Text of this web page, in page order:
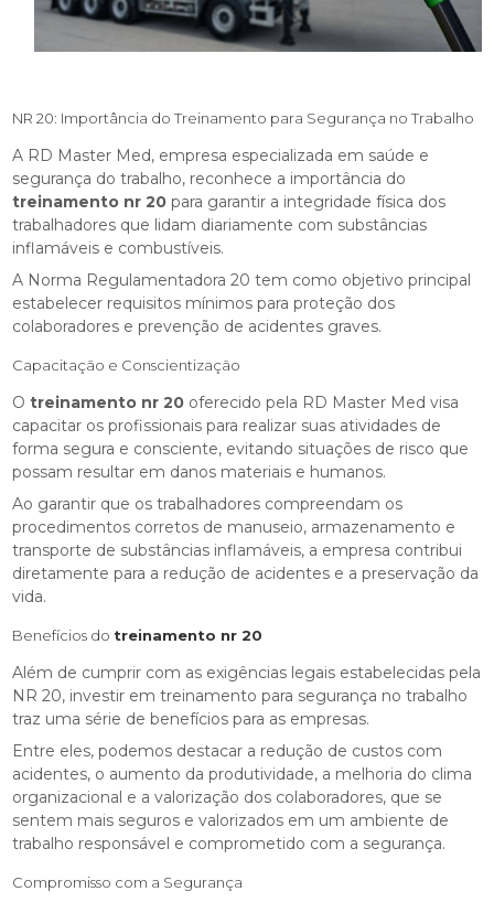
NR 20: Importância do Treinamento para Segurança no Trabalho
A RD Master Med, empresa especializada em saúde e
segurança do trabalho, reconhece a importância do
treinamento nr 20 para garantir a integridade física dos
trabalhadores que lidam diariamente com substâncias
inflamáveis e combustíveis.
A Norma Regulamentadora 20 tem como objetivo principal
estabelecer requisitos mínimos para proteção dos
colaboradores e prevenção de acidentes graves.
Capacitação e Conscientização
Otreinamento nr 20 oferecido pela RD Master Med visa
capacitar os profissionais para realizar suas atividades de
forma segura e consciente, evitando situações de risco que
possam resultar em danos materiais e humanos.
Ao garantir que os trabalhadores compreendam os
procedimentos corretos de manuseio, armazenamento e
transporte de substâncias inflamáveis, a empresa contribui
diretamente para a redução de acidentes e a preservação da
vida.
Benefícios do treinamento nr 20
Além de cumprir com as exigências legais estabelecidas pela
NR 20, investir em treinamento para segurança no trabalho
traz uma série de benefícios para as empresas.
Entre eles, podemos destacar a redução de custos com
acidentes, o aumento da produtividade, a melhoria do clima
organizacional e a valorização dos colaboradores, que se
sentem mais seguros e valorizados em um ambiente de
trabalho responsável e comprometido com a segurança.
Compromisso com a Segurança